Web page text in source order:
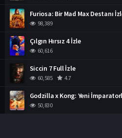
Furiosa: Bir Mad Max Destanı
98,389
Çılgın Hırsız 4 İzle
60,616
Siccin 7 Full İzle
60,585 4.7
50,830